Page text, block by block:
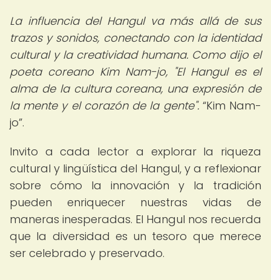
La influencia del Hangul va más allá de sus
trazos y sonidos, conectando con la identidad
cultural y la creatividad humana. Como dijo el
poeta coreano Kim Nam-jo, "El Hangul es el
alma de la cultura coreana, una expresión de
la mente y el corazón de la gente". Kim Nam-
jo .
Invito a cada lector a explorar la riqueza
cultural y lingüística del Hangul, y a reflexionar
sobre cómo la innovación y la tradición
pueden enriquecer nuestras vidas de
maneras inesperadas. El Hangul nos recuerda
que la diversidad es un tesoro que merece
ser celebrado y preservado.